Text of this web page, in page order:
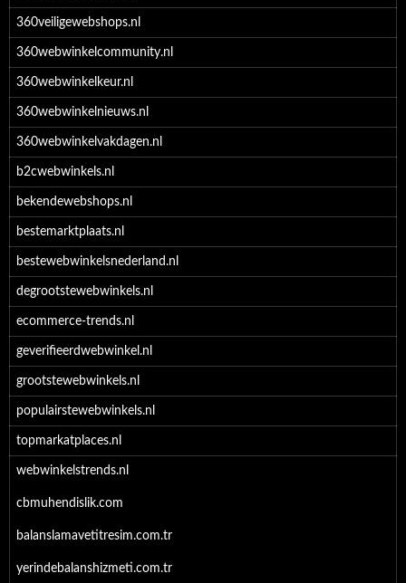
360veiligewebshops.nl
360webwinkelcommunity.nl
360webwinkelkeur.nl
360webwinkelnieuws.nl
360webwinkelvakdagen.nl
b2cwebwinkels.nl
bekendewebshops.nl
bestemarktplaats.nl
bestewebwinkelsnederland.nl
degrootstewebwinkels.nl
ecommerce-trends.nl
geverifieerdwebwinkel.nl
grootstewebwinkels.nl
populairstewebwinkels.nl
topmarkatplaces.nl
webwinkelstrends.nl
cbmuhendislik.com
balanslamavetitresim.com.tr
yerindebalanshizmeti.com.tr